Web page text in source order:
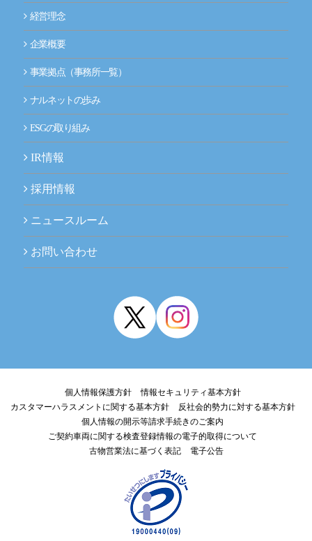
経営理念
企業概要
事業拠点（事務所一覧）
ナルネットの歩み
ESGの取り組み
IR情報
採用情報
ニュースルーム
お問い合わせ
個人情報保護方針
情報セキュリティ基本方針
カスタマーハラスメントに関する基本方針
反社会的勢力に対する基本方針
個人情報の開示等請求手続きのご案内
ご契約車両に関する検査登録情報の電子的取得について
古物営業法に基づく表記
電子公告